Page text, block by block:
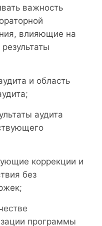
важность
влияющие на
и область
аудита
коррекции и
без
программы